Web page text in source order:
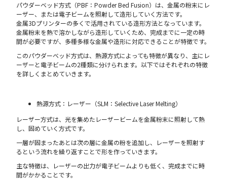
パウダーベッド方式（PBF：Powder Bed Fusion）は、金属の粉末にレ
ーザー、または電子ビームを照射して造形していく方法です。
金属3Dプリンターの多くで活用されている造形方法となっています。
金属粉末を熱で溶かしながら造形していくため、完成までに一定の時
間が必要ですが、多種多様な金属や造形に対応できることが特徴です。
このパウダーベッド方式は、熱源方式によっても特徴が異なり、主にレ
ーザーと電子ビームの2種類に分けられます。以下ではそれぞれの特徴
を詳しくまとめていきます。
熱源方式：レーザー（SLM：Selective Laser Melting）
レーザー方式は、光を集めたレーザービームを金属粉末に照射して熱
し、固めていく方式です。
一層が固まったあとは次の層に金属の粉を追加し、レーザーを照射す
るという流れを繰り返すことで形を作っていきます。
主な特徴は、レーザーの出力が電子ビームよりも低く、完成までに時
間がかかることです。